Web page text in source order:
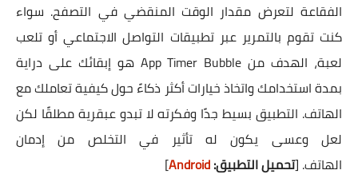
الفقاعة لتعرض مقدار الوقت المنقضي في التصفح. سواء
كنت تقوم بالتمرير عبر تطبيقات التواصل الاجتماعي أو تلعب
لعبة، الهدف من App Timer Bubble هو إبقائك على دراية
بمدة استخدامك واتخاذ خيارات أكثر ذكاءً حول كيفية تعاملك مع
الهاتف. التطبيق بسيط جدًا وفكرته لا تبدو عبقرية مطلقًا لكن
لعل وعسى يكون له تأثير في التخلص من إدمان
الهاتف. [تحميل التطبيق:Android
]